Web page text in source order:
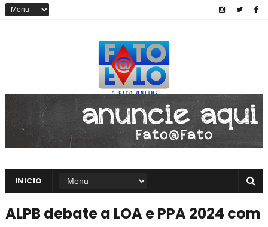
INICIO
ALPB debate a LOA e PPA 2024 com